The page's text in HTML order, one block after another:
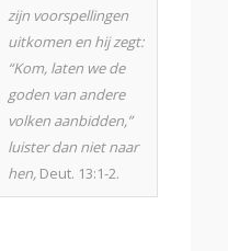
zijn voorspellingen
uitkomen en hij zegt:
“Kom, laten we de
goden van andere
volken aanbidden,”
luister dan niet naar
hen, Deut. 13:1-2.